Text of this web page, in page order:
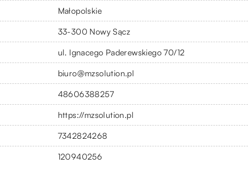
Małopolskie
33-300 Nowy Sącz
ul. Ignacego Paderewskiego 70/12
biuro@mzsolution.pl
48606388257
https://mzsolution.pl
7342824268
120940256